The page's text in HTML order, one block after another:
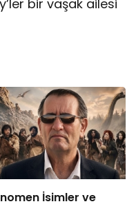
bir vaşak ailesi
İsimler ve